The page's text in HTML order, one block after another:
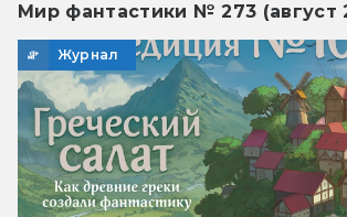
Мир фантастики № 273 (август
Журнал